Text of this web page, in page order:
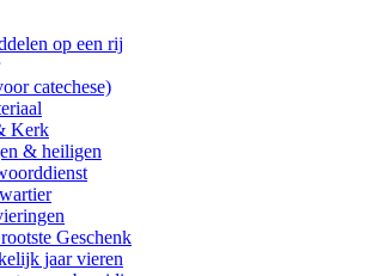
op een rij
catechese)
Kerk
& heiligen
Geschenk
jaar vieren